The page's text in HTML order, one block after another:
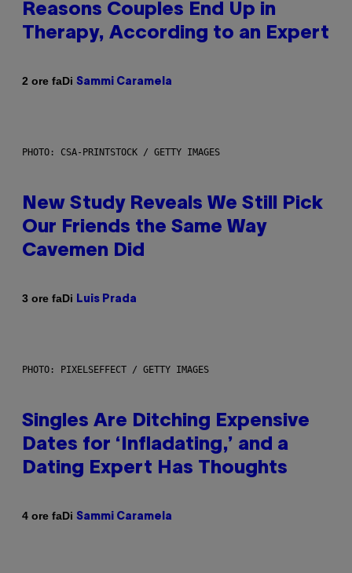
Reasons Couples End Up in
Therapy, According to an Expert
2 ore faDi Sammi Caramela
PHOTO: CSA-PRINTSTOCK / GETTY IMAGES
New Study Reveals We Still Pick
Our Friends the Same Way
Cavemen Did
3 ore faDi Luis Prada
PHOTO: PIXELSEFFECT / GETTY IMAGES
Singles Are Ditching Expensive
Dates for ‘Infladating,’ and a
Dating Expert Has Thoughts
4 ore faDi Sammi Caramela